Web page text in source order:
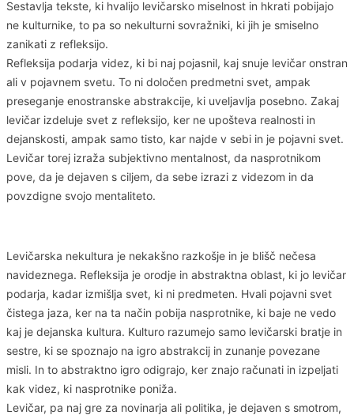
Sestavlja tekste, ki hvalijo levičarsko miselnost in hkrati pobijajo
ne kulturnike, to pa so nekulturni sovražniki, ki jih je smiselno
zanikati z refleksijo.
Refleksija podarja videz, ki bi naj pojasnil, kaj snuje levičar onstran
ali v pojavnem svetu. To ni določen predmetni svet, ampak
preseganje enostranske abstrakcije, ki uveljavlja posebno. Zakaj
levičar izdeluje svet z refleksijo, ker ne upošteva realnosti in
dejanskosti, ampak samo tisto, kar najde v sebi in je pojavni svet.
Levičar torej izraža subjektivno mentalnost, da nasprotnikom
pove, da je dejaven s ciljem, da sebe izrazi z videzom in da
povzdigne svojo mentaliteto.
Levičarska nekultura je nekakšno razkošje in je blišč nečesa
navideznega. Refleksija je orodje in abstraktna oblast, ki jo levičar
podarja, kadar izmišlja svet, ki ni predmeten. Hvali pojavni svet
čistega jaza, ker na ta način pobija nasprotnike, ki baje ne vedo
kaj je dejanska kultura. Kulturo razumejo samo levičarski bratje in
sestre, ki se spoznajo na igro abstrakcij in zunanje povezane
misli. In to abstraktno igro odigrajo, ker znajo računati in izpeljati
kak videz, ki nasprotnike poniža.
Levičar, pa naj gre za novinarja ali politika, je dejaven s smotrom,